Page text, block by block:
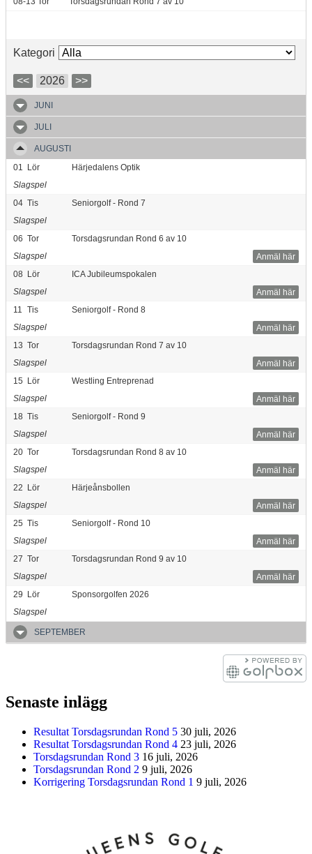
Kategori
<< 2026 >>
JUNI
JULI
AUGUSTI
01
Lör
Härjedalens Optik
Slagspel
04 Tis
Seniorgolf - Rond 7
Slagspel
06 Tor
Torsdagsrundan Rond 6 av 10
Anmäl här
Slagspel
08 Lör
ICA Jubileumspokalen
Anmäl här
Slagspel
11
Tis
Seniorgolf - Rond 8
Anmäl här
Slagspel
13 Tor
Torsdagsrundan Rond 7 av 10
Anmäl här
Slagspel
15 Lör
Westling Entreprenad
Anmäl här
Slagspel
18 Tis
Seniorgolf - Rond 9
Anmäl här
Slagspel
20 Tor
Torsdagsrundan Rond 8 av 10
Anmäl här
Slagspel
22 Lör
Härjeånsbollen
Anmäl här
Slagspel
25 Tis
Seniorgolf - Rond 10
Anmäl här
Slagspel
27 Tor
Torsdagsrundan Rond 9 av 10
Anmäl här
Slagspel
29 Lör
Sponsorgolfen 2026
Slagspel
SEPTEMBER
Senaste inlägg
Resultat Torsdagsrundan Rond 5 30 juli, 2026
Resultat Torsdagsrundan Rond 4 23 juli, 2026
Torsdagsrundan Rond 3 16 juli, 2026
Torsdagsrundan Rond 2 9 juli, 2026
Korrigering Torsdagsrundan Rond 1 9 juli, 2026